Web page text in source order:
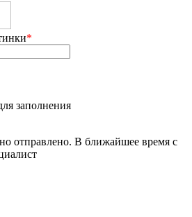
*
заполнения
отправлено. В ближайшее время с